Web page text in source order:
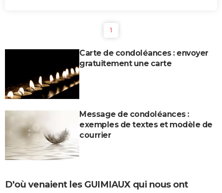
1
Carte de condoléances : envoyer
gratuitement une carte
Message de condoléances :
exemples de textes et modèle de
courrier
D'où venaient les GUIMIAUX qui nous ont